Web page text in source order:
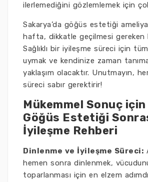
ilerlemediğini gözlemlemek için
Sakarya’da göğüs estetiği
hafta, dikkatle geçilmesi gereken
Sağlıklı bir iyileşme süreci için
uymak ve kendinize zaman
yaklaşım olacaktır. Unutmayın,
süreci sabır gerektirir!
Mükemmel Sonuç
Göğüs Estetiği
İyileşme Rehberi
Dinlenme ve İyileşme Süreci:
hemen sonra dinlenmek,
toparlanması için en elzem